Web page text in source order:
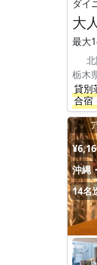
ダイ
大
最大
栃木
貸別
合宿
沖縄
14名